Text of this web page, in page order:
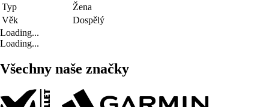
Typ
Žena
Věk
Dospělý
Loading...
Loading...
Všechny naše značky